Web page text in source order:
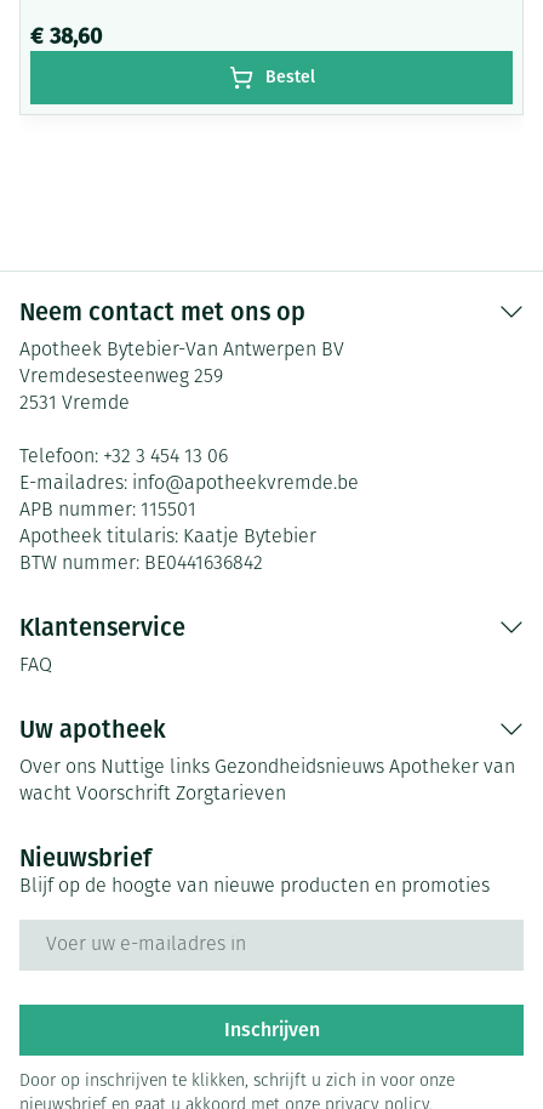
€ 38,60
Bestel
Neem contact met ons op
Apotheek Bytebier-Van Antwerpen BV
Vremdesesteenweg 259
2531 Vremde
Telefoon: +32 3 454 13 06
E-mailadres: info@apotheekvremde.be
APB nummer: 115501
Apotheek titularis: Kaatje Bytebier
BTW nummer: BE0441636842
Klantenservice
FAQ
Uw apotheek
Over ons Nuttige links Gezondheidsnieuws Apotheker van
wacht Voorschrift Zorgtarieven
Nieuwsbrief
Blijf op de hoogte van nieuwe producten en promoties
Inschrijven
Door op inschrijven te klikken, schrijft u zich in voor onze